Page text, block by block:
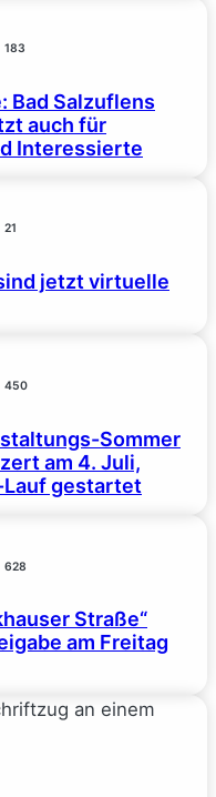
183
Bad Salzuflens
auch für
Interessierte
21
jetzt virtuelle
450
Sommer
am 4. Juli,
Lauf gestartet
628
Straße“
am Freitag